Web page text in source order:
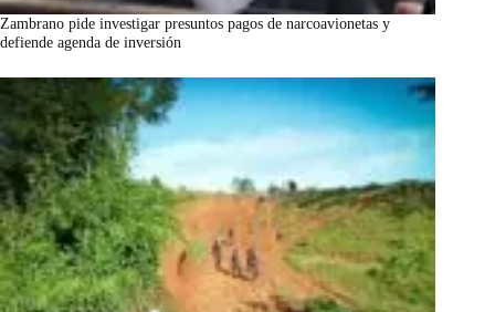
Zambrano pide investigar presuntos pagos de narcoavionetas y
defiende agenda de inversión